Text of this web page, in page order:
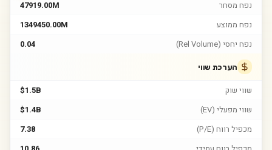
נפח מסחר
47919.00M
נפח ממוצע
1349450.00M
נפח יחסי (Rel Volume)
0.04
הערכת שווי
שווי שוק
$1.5B
שווי מפעלי (EV)
$1.4B
מכפיל רווח (P/E)
7.38